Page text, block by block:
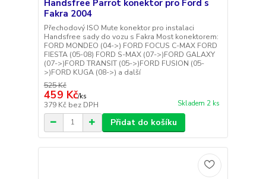
Handsfree Parrot konektor pro Ford s
Fakra 2004
Přechodový ISO Mute konektor pro instalaci
Handsfree sady do vozu s Fakra Most konektorem:
FORD MONDEO (04->) FORD FOCUS C-MAX FORD
FIESTA (05-08) FORD S-MAX (07->)FORD GALAXY
(07->)FORD TRANSIT (05->)FORD FUSION (05-
>)FORD KUGA (08->) a další
525 Kč
459 Kč/ks
379 Kč bez DPH Skladem 2 ks
Přidat do košíku